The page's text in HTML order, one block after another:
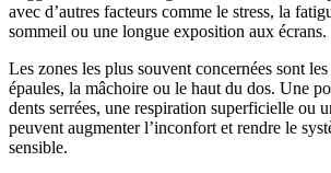
avec d’autres facteurs comme le stress, la
sommeil ou une longue exposition aux écrans.
Les zones les plus souvent concernées sont
épaules, la mâchoire ou le haut du dos. Une
dents serrées, une respiration superficielle ou
peuvent augmenter l’inconfort et rendre le
sensible.